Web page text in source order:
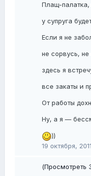
Плащ-
у супруга
Если я не
не сорвусь,
здесь я
все закаты и
От работы
Ну, а я —
))
19 октября, 2011
(Просмотреть